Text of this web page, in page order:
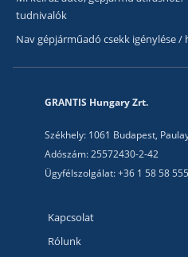
tudnivalók
Nav gépjárműadó csekk igénylése /
GRANTIS Hungary Zrt.
Székhely: 1061 Budapest,
Adószám: 25572430-2-42
Ügyfélszolgálat: +36 1 58 58 555
Kapcsolat
Rólunk